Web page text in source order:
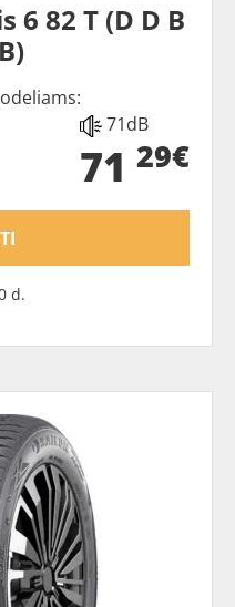
6 82 T (D D B
71dB
71 29€
d.